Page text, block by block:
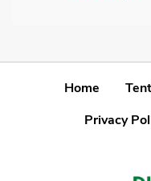
Home
Privacy